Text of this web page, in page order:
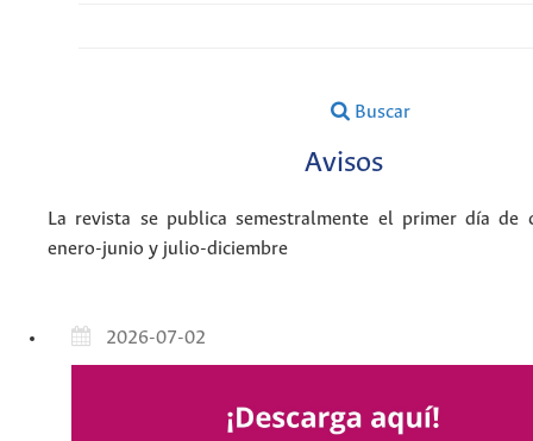
Buscar
Avisos
La revista se publica semestralmente el primer día de
enero-junio y julio-diciembre
2026-07-02